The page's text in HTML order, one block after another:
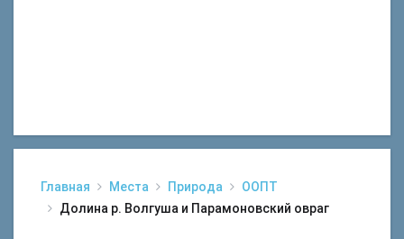
Главная Места Природа
ООПТ
Долина р. Волгуша и Парамоновский овраг